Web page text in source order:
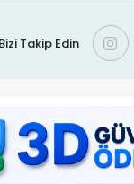
Bizi Takip Edin